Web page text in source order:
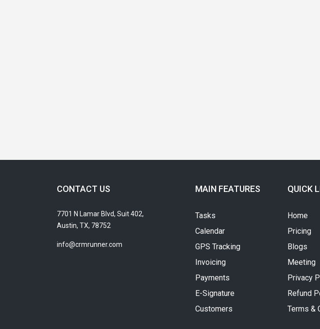
CONTACT US
7701 N Lamar Blvd, Suit 402,
Austin, TX, 78752
info@crmrunner.com
MAIN FEATURES
Tasks
Calendar
GPS Tracking
Invoicing
Payments
E-Signature
Customers
QUICK
Home
Pricing
Blogs
Meeting
Privacy
Refund
Terms &